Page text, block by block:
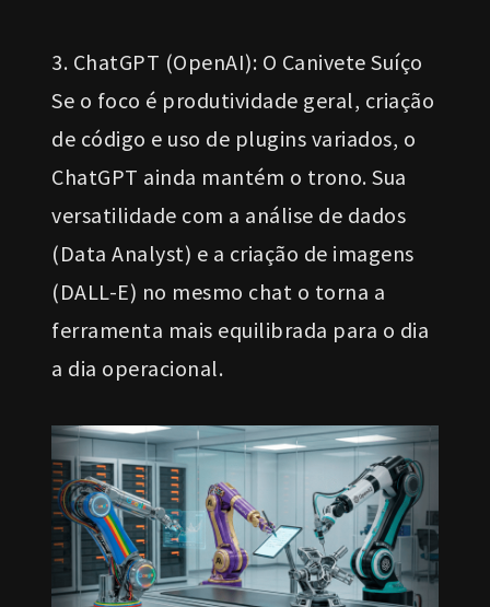
3. ChatGPT (OpenAI): O Canivete Suíço
Se o foco é produtividade geral, criação
de código e uso de plugins variados, o
ChatGPT ainda mantém o trono. Sua
versatilidade com a análise de dados
(Data Analyst) e a criação de imagens
(DALL-E) no mesmo chat o torna a
ferramenta mais equilibrada para o dia
a dia operacional.